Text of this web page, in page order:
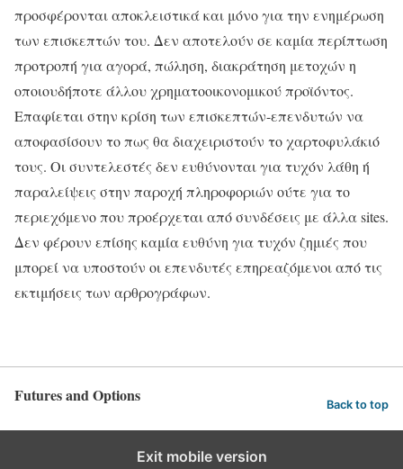
προσφέρονται αποκλειστικά και μόνο για την ενημέρωση
των επισκεπτών του. Δεν αποτελούν σε καμία περίπτωση
προτροπή για αγορά, πώληση, διακράτηση μετοχών η
οποιουδήποτε άλλου χρηματοοικονομικού προϊόντος.
Επαφίεται στην κρίση των επισκεπτών-επενδυτών να
αποφασίσουν το πως θα διαχειριστούν το χαρτοφυλάκιό
τους. Οι συντελεστές δεν ευθύνονται για τυχόν λάθη ή
παραλείψεις στην παροχή πληροφοριών ούτε για το
περιεχόμενο που προέρχεται από συνδέσεις με άλλα sites.
Δεν φέρουν επίσης καμία ευθύνη για τυχόν ζημιές που
μπορεί να υποστούν οι επενδυτές επηρεαζόμενοι από τις
εκτιμήσεις των αρθρογράφων.
Futures and Options Back to top
Exit mobile version